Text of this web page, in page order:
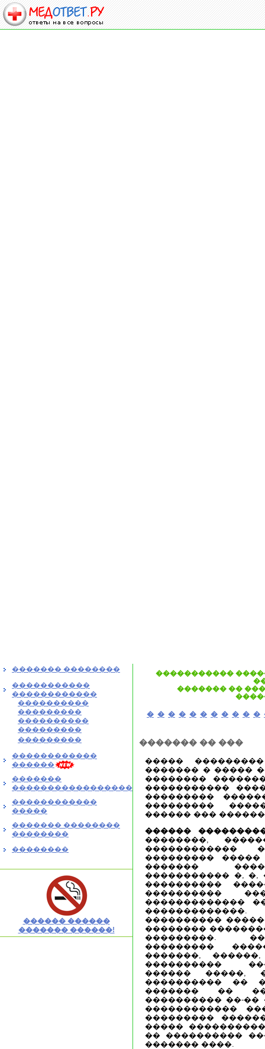
������� ��������
�����������
������������
����������
���������
����������
���������
���������
������������
������
�������
�����������������
������������
�����
������� ��������
��������
��������
������ ������
������� ������!
�����������
������� ��
� � � � � � � � � � �
������� �� ���
�����
������� � �����
��������
�����������
���������
���������
������ ���
������
��������,
������������
���������
�������
����������� �, �,
����������
����������
�������������
����������
��������
���������.
���������
�������,
����������
������ �����,
���������� ��
������� ��
���������� ��-��
������������
���������
�����
�� ����������
������� ����.